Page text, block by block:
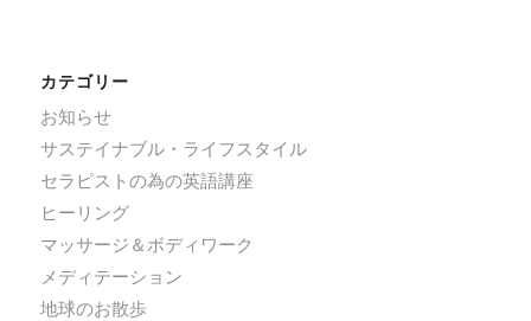
カテゴリー
お知らせ
サステイナブル・ライフスタイル
セラピストの為の英語講座
ヒーリング
マッサージ＆ボディワーク
メディテーション
地球のお散歩